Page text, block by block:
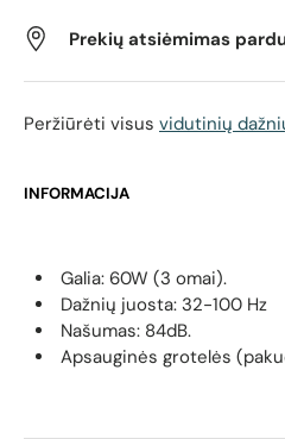
Prekių atsiėmimas
Peržiūrėti visus vidutinių
INFORMACIJA
Galia: 60W (3 omai).
Dažnių juosta: 32-100 Hz
Našumas: 84dB.
Apsauginės grotelės